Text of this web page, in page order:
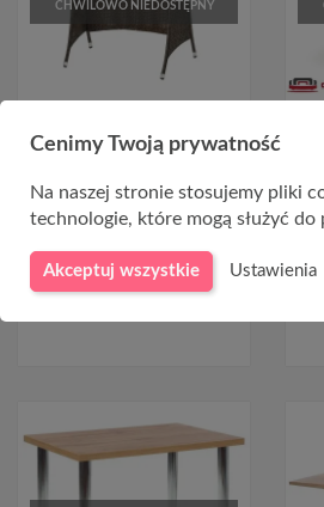
CHWILOWO NIEDOSTĘPNY
Owalny stół ogrodowy
622,00 zł
Cenimy Twoją prywatność
Na naszej stronie stosujemy pliki
technologie, które mogą służyć do
Akceptuj wszystkie Ustawienia